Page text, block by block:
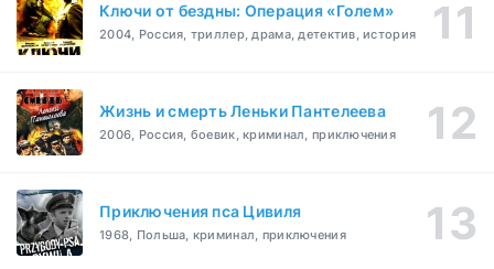
Ключи от бездны: Операция «Голем»
2004, Россия, триллер, драма, детектив, история
Жизнь и смерть Леньки Пантелеева
2006, Россия, боевик, криминал, приключения
Приключения пса Цивиля
1968, Польша, криминал, приключения